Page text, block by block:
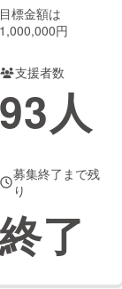
Creation
ュニティ
目標金額は
1,000,000円
支援者数
93人
募集終了まで残
り
終了